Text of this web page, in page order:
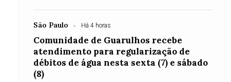
São Paulo Há 4 horas
Comunidade de Guarulhos recebe
atendimento para regularização de
débitos de água nesta sexta (7) e sábado
(8)